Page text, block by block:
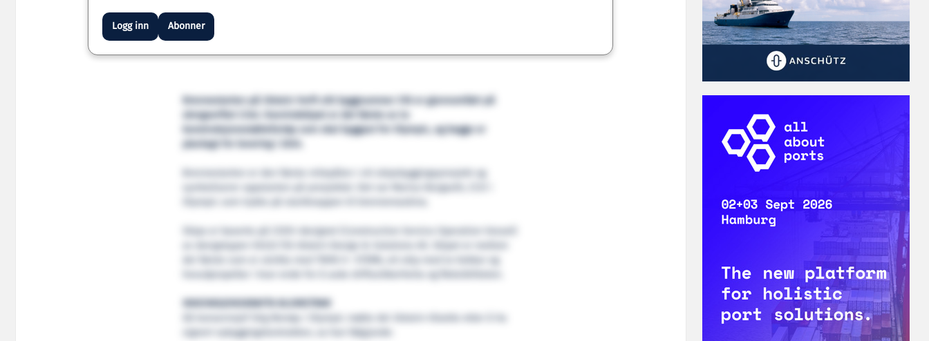
Logg inn Abonner
Brennestarten på Ulstein Verft sitt byggnummer 318 er gjennomført på
skrogverftet Crist. Havvindskipet er det første av to
konstruksjonsstøttefartøy som skal byggast for Olympic, og begge er
planlagt for levering i 2024.
Brennestarten er den første milepålen i eit skipsbyggingsprosjekt og
symboliserer oppstarten på prosjektet. Det var Marius Bergseth, CCO i
Olympic som trykte på startknappen til brennemaskina.
Skipa er baserte på CSOV-designet (Construction Service Operation Vessel)
av designtypen SX222 frå Ulstein Design & Solutions AS. Skipet er mellom
dei første som er utvikla med TWIN X– STERN, eit skip med to hekkar og
hovudpropellar i kvar ende for å auke driftssikkerheita og fleksibiliteten.
INNOVASJONSKRAFTA BLOMSTRAR
Då konsernsjef Stig Remøy i Olympic møtte dei Ulstein-tilsette etter å ha
signert nybyggingskontrakten, sa han følgjande: